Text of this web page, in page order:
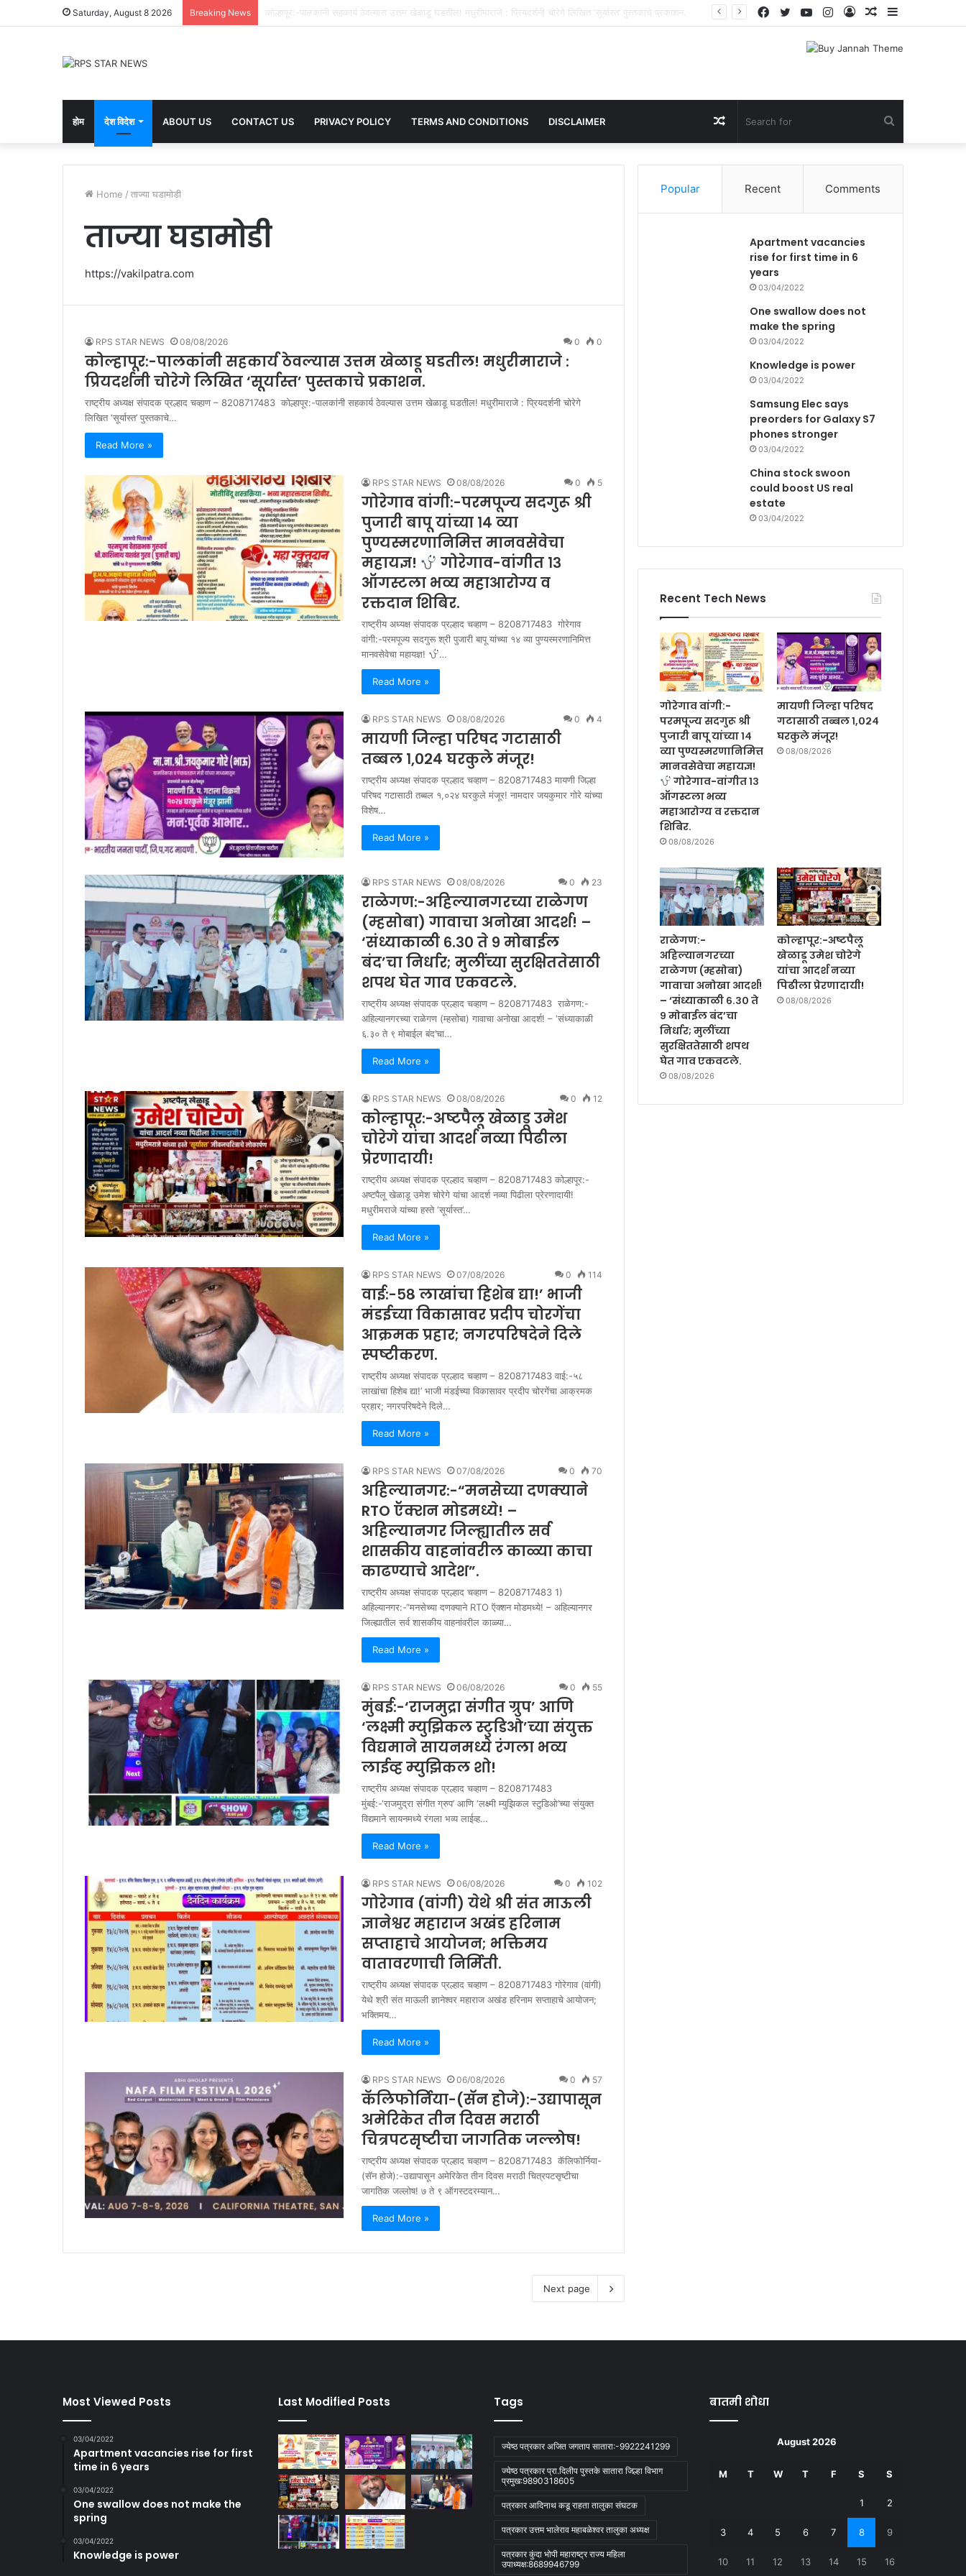
Saturday, August 8 2026 Breaking News गोरेगाव वांगी:-परमपूज्य सदगुरू श्री पुजारी बापू यांच्या १४ व्या पुण्यस्मरणानिमित्त मानवसेवेचा महायज्ञ! गोरेगाव-वांगीत १३ ऑगस्टला भव्य महाआरोग्य व रक्तदान शिबिर. Sidebar
Random
Log
Instagram
YouTube
Twitter
Facebook
होम देश विदेश ABOUT US CONTACT US PRIVACY POLICY TERMS AND CONDITIONS DISCLAIMER
for
Random
Article
Home / ताज्या घडामोडी
ताज्या घडामोडी
https://vakilpatra.com
RPS STAR NEWS 08/08/2026 0 0
कोल्हापूर:-पालकांनी सहकार्य ठेवल्यास उत्तम खेळाडू घडतील! मधुरीमाराजे :
प्रियदर्शनी चोरेगे लिखित ‘सूर्यास्त’ पुस्तकाचे प्रकाशन.
राष्ट्रीय अध्यक्ष संपादक प्रल्हाद चव्हाण – 8208717483 कोल्हापूर:-पालकांनी सहकार्य ठेवल्यास उत्तम खेळाडू घडतील! मधुरीमाराजे : प्रियदर्शनी चोरेगे
लिखित ‘सूर्यास्त’ पुस्तकाचे…
Read More »
RPS STAR NEWS 08/08/2026 0 5
गोरेगाव वांगी:-परमपूज्य सदगुरू श्री
पुजारी बापू यांच्या १४ व्या
पुण्यस्मरणानिमित्त मानवसेवेचा
महायज्ञ!
गोरेगाव-वांगीत १३
ऑगस्टला भव्य महाआरोग्य व
रक्तदान शिबिर.
राष्ट्रीय अध्यक्ष संपादक प्रल्हाद चव्हाण – 8208717483 गोरेगाव
वांगी:-परमपूज्य सदगुरू श्री पुजारी बापू यांच्या १४ व्या पुण्यस्मरणानिमित्त
मानवसेवेचा महायज्ञ!
…
Read More »
RPS STAR NEWS 08/08/2026 0 4
मायणी जिल्हा परिषद गटासाठी
तब्बल १,०२४ घरकुले मंजूर!
राष्ट्रीय अध्यक्ष संपादक प्रल्हाद चव्हाण – 8208717483 मायणी जिल्हा
परिषद गटासाठी तब्बल १,०२४ घरकुले मंजूर! नामदार जयकुमार गोरे यांच्या
विशेष…
Read More »
RPS STAR NEWS 08/08/2026 0 23
राळेगण:-अहिल्यानगरच्या राळेगण
(म्हसोबा) गावाचा अनोखा आदर्श! –
‘संध्याकाळी ६.३० ते ९ मोबाईल
बंद’चा निर्धार; मुलींच्या सुरक्षिततेसाठी
शपथ घेत गाव एकवटले.
राष्ट्रीय अध्यक्ष संपादक प्रल्हाद चव्हाण – 8208717483 राळेगण:-
अहिल्यानगरच्या राळेगण (म्हसोबा) गावाचा अनोखा आदर्श! – ‘संध्याकाळी
६.३० ते ९ मोबाईल बंद’चा…
Read More »
RPS STAR NEWS 08/08/2026 0 12
कोल्हापूर:-अष्टपैलू खेळाडू उमेश
चोरेगे यांचा आदर्श नव्या पिढीला
प्रेरणादायी!
राष्ट्रीय अध्यक्ष संपादक प्रल्हाद चव्हाण – 8208717483 कोल्हापूर:-
अष्टपैलू खेळाडू उमेश चोरेगे यांचा आदर्श नव्या पिढीला प्रेरणादायी!
मधुरीमराजे यांच्या हस्ते ‘सूर्यास्त’…
Read More »
RPS STAR NEWS 07/08/2026 0 114
वाई:-५८ लाखांचा हिशेब द्या!’ भाजी
मंडईच्या विकासावर प्रदीप चोरगेंचा
आक्रमक प्रहार; नगरपरिषदेने दिले
स्पष्टीकरण.
राष्ट्रीय अध्यक्ष संपादक प्रल्हाद चव्हाण – 8208717483 वाई:-५८
लाखांचा हिशेब द्या!’ भाजी मंडईच्या विकासावर प्रदीप चोरगेंचा आक्रमक
प्रहार; नगरपरिषदेने दिले…
Read More »
RPS STAR NEWS 07/08/2026 0 70
अहिल्यानगर:-“मनसेच्या दणक्याने
RTO ऍक्शन मोडमध्ये! –
अहिल्यानगर जिल्ह्यातील सर्व
शासकीय वाहनांवरील काळ्या काचा
काढण्याचे आदेश”.
राष्ट्रीय अध्यक्ष संपादक प्रल्हाद चव्हाण – 8208717483 1)
अहिल्यानगर:-“मनसेच्या दणक्याने RTO ऍक्शन मोडमध्ये! – अहिल्यानगर
जिल्ह्यातील सर्व शासकीय वाहनांवरील काळ्या…
Read More »
RPS STAR NEWS 06/08/2026 0 55
मुंबई:-‘राजमुद्रा संगीत ग्रुप’ आणि
‘लक्ष्मी म्युझिकल स्टुडिओ’च्या संयुक्त
विद्यमाने सायनमध्ये रंगला भव्य
लाईव्ह म्युझिकल शो!
राष्ट्रीय अध्यक्ष संपादक प्रल्हाद चव्हाण – 8208717483
मुंबई:-‘राजमुद्रा संगीत ग्रुप’ आणि ‘लक्ष्मी म्युझिकल स्टुडिओ’च्या संयुक्त
विद्यमाने सायनमध्ये रंगला भव्य लाईव्ह…
Read More »
RPS STAR NEWS 06/08/2026 0 102
गोरेगाव (वांगी) येथे श्री संत माऊली
ज्ञानेश्वर महाराज अखंड हरिनाम
सप्ताहाचे आयोजन; भक्तिमय
वातावरणाची निर्मिती.
राष्ट्रीय अध्यक्ष संपादक प्रल्हाद चव्हाण – 8208717483 गोरेगाव (वांगी)
येथे श्री संत माऊली ज्ञानेश्वर महाराज अखंड हरिनाम सप्ताहाचे आयोजन;
भक्तिमय…
Read More »
RPS STAR NEWS 06/08/2026 0 57
कॅलिफोर्निया-(सॅन होजे):-उद्यापासून
अमेरिकेत तीन दिवस मराठी
चित्रपटसृष्टीचा जागतिक जल्लोष!
राष्ट्रीय अध्यक्ष संपादक प्रल्हाद चव्हाण – 8208717483 कॅलिफोर्निया-
(सॅन होजे):-उद्यापासून अमेरिकेत तीन दिवस मराठी चित्रपटसृष्टीचा
जागतिक जल्लोष! ७ ते ९ ऑगस्टदरम्यान…
Read More »
Next page
Popular Recent Comments
Apartment vacancies
rise for first time in 6
years
03/04/2022
One swallow does not
make the spring
03/04/2022
Knowledge is power
03/04/2022
Samsung Elec says
preorders for Galaxy S7
phones stronger
03/04/2022
China stock swoon
could boost US real
estate
03/04/2022
Recent Tech News
गोरेगाव वांगी:-
परमपूज्य सदगुरू श्री
पुजारी बापू यांच्या १४
व्या पुण्यस्मरणानिमित्त
मानवसेवेचा महायज्ञ!
गोरेगाव-वांगीत १३
ऑगस्टला भव्य
महाआरोग्य व रक्तदान
शिबिर.
08/08/2026
मायणी जिल्हा परिषद
गटासाठी तब्बल १,०२४
घरकुले मंजूर!
08/08/2026
राळेगण:-
अहिल्यानगरच्या
राळेगण (म्हसोबा)
गावाचा अनोखा आदर्श!
– ‘संध्याकाळी ६.३० ते
९ मोबाईल बंद’चा
निर्धार; मुलींच्या
सुरक्षिततेसाठी शपथ
घेत गाव एकवटले.
08/08/2026
कोल्हापूर:-अष्टपैलू
खेळाडू उमेश चोरेगे
यांचा आदर्श नव्या
पिढीला प्रेरणादायी!
08/08/2026
Most Viewed Posts
03/04/2022
Apartment vacancies rise for first
time in 6 years
03/04/2022
One swallow does not make the
spring
03/04/2022
Knowledge is power
Last Modified Posts Tags
ज्येष्ठ पत्रकार अजित जगताप सातारा:-9922241299
ज्येष्ठ पत्रकार प्रा.दिलीप पुस्तके सातारा जिल्हा विभाग
प्रमुख:9890318605
पत्रकार आदिनाथ कडू राहता तालुका संघटक
पत्रकार उत्तम भालेराव महाबळेश्वर तालुका अध्यक्ष
पत्रकार कुंदा भोपी महाराष्ट्र राज्य महिला
उपाध्यक्ष:8689946799
बातमी शोधा
August 2026
M T W T F S S
1 2
3 4 5 6 7 8 9
10 11 12 13 14 15 16